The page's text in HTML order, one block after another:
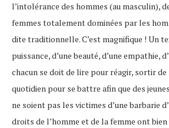
l’intolérance des hommes (au masculin),
femmes totalement dominées par les
dite traditionnelle. C’est magnifique ! Un
puissance, d’une beauté, d’une empathie,
chacun se doit de lire pour réagir, sortir
quotidien pour se battre afin que des
ne soient pas les victimes d’une barbarie
droits de l’homme et de la femme ont